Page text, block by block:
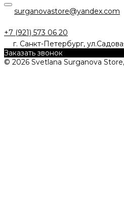
surganovastore@yandex.com
+7 (921) 573 06 20
г. Санкт-Петербург,
Заказать звонок
© 2026 Svetlana Surganova